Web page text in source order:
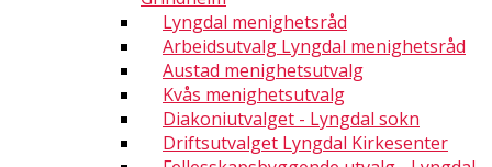
Lyngdal menighetsråd
Arbeidsutvalg Lyngdal menighetsråd
Austad menighetsutvalg
Kvås menighetsutvalg
Diakoniutvalget - Lyngdal sokn
Driftsutvalget Lyngdal Kirkesenter